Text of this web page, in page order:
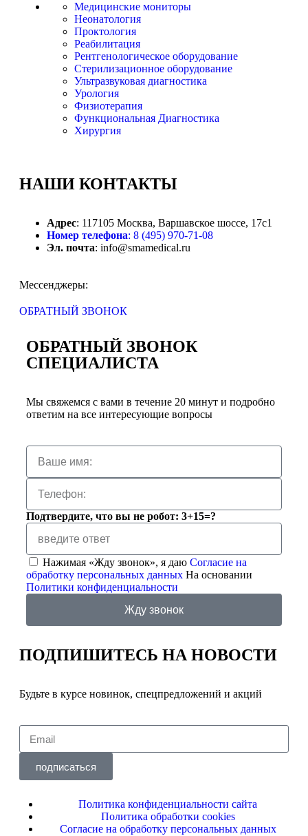
Медицинские мониторы
Неонатология
Проктология
Реабилитация
Рентгенологическое оборудование
Стерилизационное оборудование
Ультразвуковая диагностика
Урология
Физиотерапия
Функциональная Диагностика
Хирургия
НАШИ КОНТАКТЫ
Адрес: 117105 Москва, Варшавское шоссе, 17с1
Номер телефона: 8 (495) 970-71-08
Эл. почта: info@smamedical.ru
Мессенджеры:
ОБРАТНЫЙ ЗВОНОК
ОБРАТНЫЙ ЗВОНОК
СПЕЦИАЛИСТА
Мы свяжемся с вами в течение 20 минут и подробно
ответим на все интересующие вопросы
Подтвердите, что вы не робот: 3+15=?
Нажимая «Жду звонок», я даю Согласие на
обработку персональных данных На основании
Политики конфиденциальности
Жду звонок
ПОДПИШИТЕСЬ НА НОВОСТИ
Будьте в курсе новинок, спецпредложений и акций
подписаться
Политика конфиденциальности сайта
Политика обработки cookies
Согласие на обработку персональных данных